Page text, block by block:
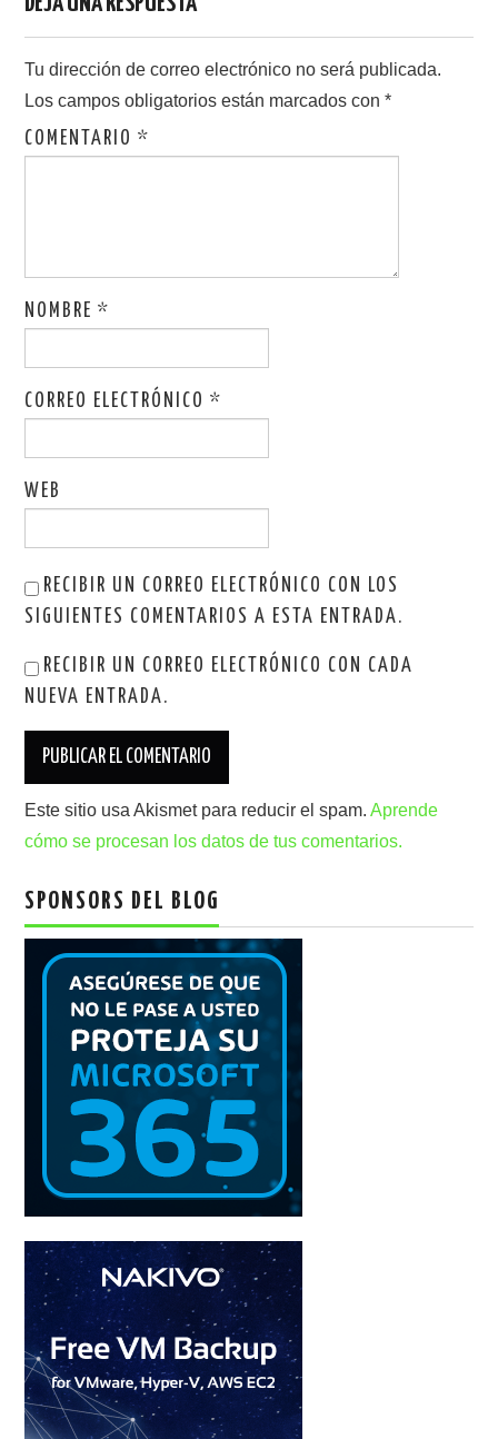
Tu dirección de correo electrónico no será publicada.
Los campos obligatorios están marcados con*
COMENTARIO*
NOMBRE*
CORREO ELECTRÓNICO*
WEB
RECIBIR UN CORREO ELECTRÓNICO CON LOS
SIGUIENTES COMENTARIOS A ESTA ENTRADA.
RECIBIR UN CORREO ELECTRÓNICO CON CADA
NUEVA ENTRADA.
Este sitio usa Akismet para reducir el spam.Aprende
cómo se procesan los datos de tus comentarios.
SPONSORS DEL BLOG